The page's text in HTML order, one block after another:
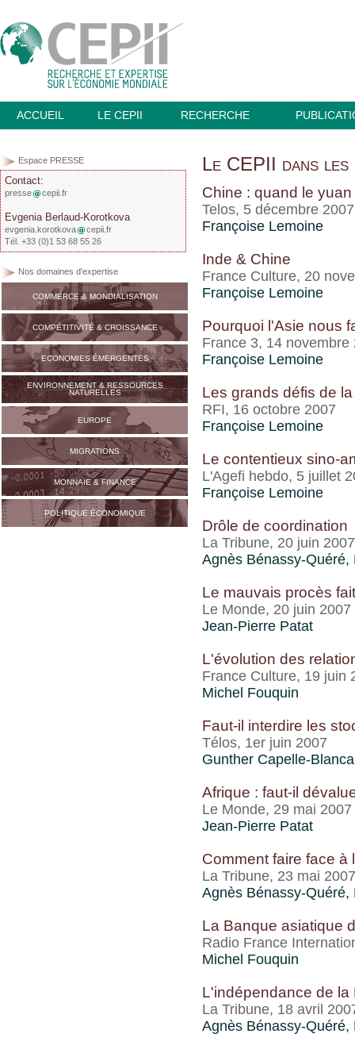
ACCUEIL LE CEPII RECHERCHE
Espace PRESSE
Contact:
presse cepii.fr
Evgenia Berlaud-Korotkova
evgenia.korotkova
cepii.fr
Tél. +33 (0)1 53 68 55 26
Nos domaines d'expertise
COMMERCE & MONDIALISATION
COMPÉTITIVITÉ & CROISSANCE
ECONOMIES ÉMERGENTES
ENVIRONNEMENT & RESSOURCES
NATURELLES
EUROPE
MIGRATIONS
MONNAIE & FINANCE
POLITIQUE ÉCONOMIQUE
Le CEPII dans les
Chine : quand le
Telos, 5 décembre 2007
Françoise Lemoine
Inde & Chine
France Culture, 20
Françoise Lemoine
Pourquoi l'Asie nous
France 3, 14 novembre
Françoise Lemoine
Les grands défis de
RFI, 16 octobre 2007
Françoise Lemoine
Le contentieux sino-
L'Agefi hebdo, 5 juillet
Françoise Lemoine
Drôle de coordination
La Tribune, 20 juin 2007
Agnès Bénassy-Quéré,
Le mauvais procès
Le Monde, 20 juin 2007
Jean-Pierre Patat
L'évolution des
France Culture, 19 juin
Michel Fouquin
Faut-il interdire les
Télos, 1er juin 2007
Gunther Capelle-
Afrique : faut-il
Le Monde, 29 mai 2007
Jean-Pierre Patat
Comment faire face
La Tribune, 23 mai 2007
Agnès Bénassy-Quéré,
La Banque asiatique
Radio France
Michel Fouquin
L'indépendance de la
La Tribune, 18 avril
Agnès Bénassy-Quéré,